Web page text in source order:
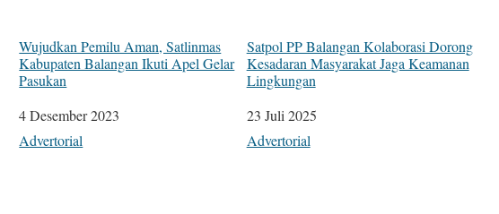
Wujudkan Pemilu Aman, Satlinmas
Kabupaten Balangan Ikuti Apel Gelar
Pasukan
Tanggal
4 Desember 2023
Sehubungan dengan
Advertorial
Satpol PP Balangan Kolaborasi Dorong
Kesadaran Masyarakat Jaga Keamanan
Lingkungan
Tanggal
23 Juli 2025
Sehubungan dengan
Advertorial